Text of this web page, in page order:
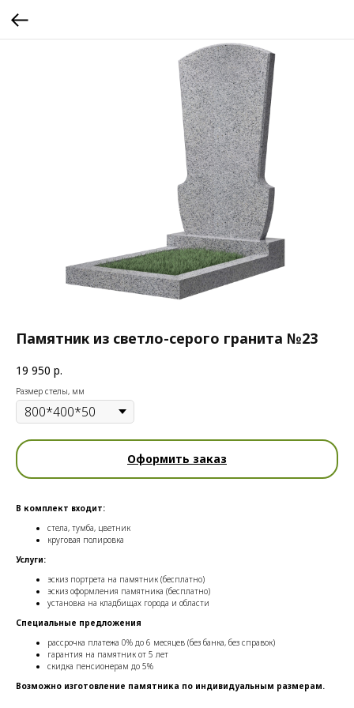
Памятник из светло-серого гранита №23
19 950 р.
Размер стелы, мм
Оформить заказ
В комплект входит:
стела, тумба, цветник
круговая полировка
Услуги:
эскиз портрета на памятник (бесплатно)
эскиз оформления памятника (бесплатно)
установка на кладбищах города и области
Специальные предложения
рассрочка платежа 0% до 6 месяцев (без банка, без справок)
гарантия на памятник от 5 лет
скидка пенсионерам до 5%
Возможно изготовление памятника по индивидуальным размерам.